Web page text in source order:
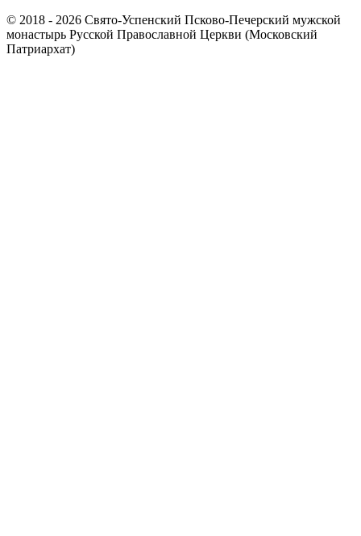
© 2018 - 2026 Свято-Успенский Псково-Печерский мужской
монастырь Русской Православной Церкви (Московский
Патриархат)